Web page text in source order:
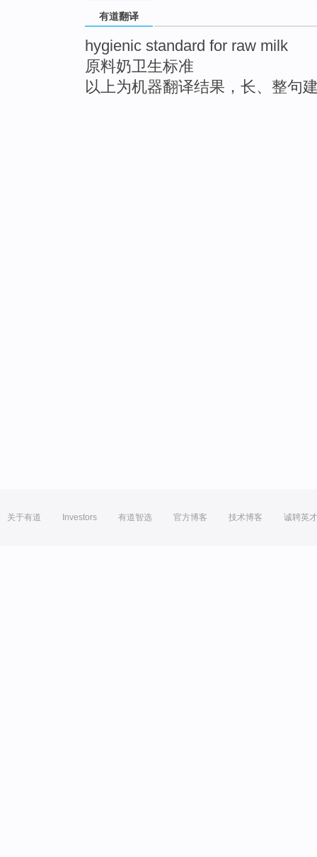
有道翻译
hygienic standard for raw milk
原料奶卫生标准
以上为机器翻译结果，长、整句
关于有道 Investors 有道智选 官方博客 技术博客 诚聘英才